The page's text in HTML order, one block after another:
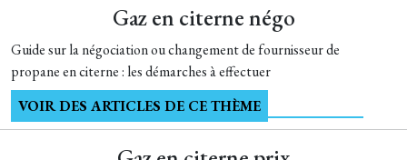
Gaz en citerne négo
Guide sur la négociation ou changement de fournisseur de
propane en citerne : les démarches à effectuer
VOIR DES ARTICLES DE CE THÈME